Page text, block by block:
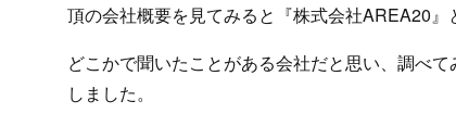
頂の会社概要を見てみると『株式会社AREA20』
どこかで聞いたことがある会社だと思い、調べ
しました。